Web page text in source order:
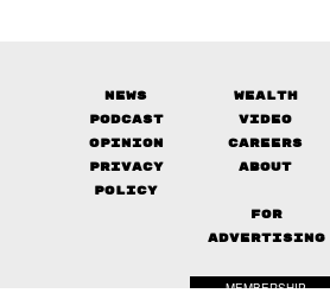
News Wealth
Podcast
Video
Opinion
Careers
Privacy
Policy
About
FOR
ADVERTISING
MEMBERSHIP